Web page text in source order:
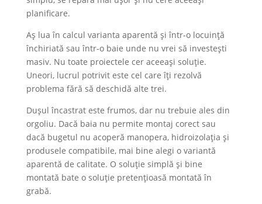
planificare.
Aș lua în calcul varianta aparentă și într-o locuință
închiriată sau într-o baie unde nu vrei să investești
masiv. Nu toate proiectele cer aceeași soluție.
Uneori, lucrul potrivit este cel care îți rezolvă
problema fără să deschidă alte trei.
Dușul încastrat este frumos, dar nu trebuie ales din
orgoliu. Dacă baia nu permite montaj corect sau
dacă bugetul nu acoperă manopera, hidroizolația și
produsele compatibile, mai bine alegi o variantă
aparentă de calitate. O soluție simplă și bine
montată bate o soluție pretențioasă montată în
grabă.